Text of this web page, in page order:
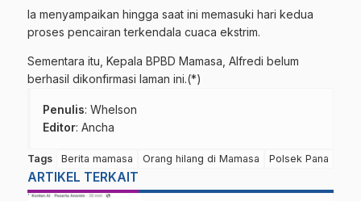
Ia menyampaikan hingga saat ini memasuki hari kedua
proses pencairan terkendala cuaca ekstrim.
Sementara itu, Kepala BPBD Mamasa, Alfredi belum
berhasil dikonfirmasi laman ini.(*)
Penulis: Whelson
Editor: Ancha
Tags Berita mamasa Orang hilang di Mamasa Polsek Pana
ARTIKEL TERKAIT